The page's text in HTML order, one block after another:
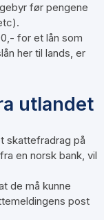
før pengene
for et lån som
her til lands, er
utlandet
skattefradrag på
en norsk bank, vil
de må kunne
post